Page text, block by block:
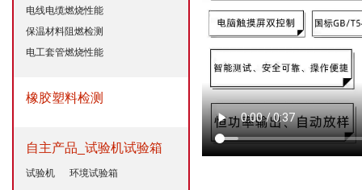
电线电缆燃烧性能
保温材料阻燃检测
电工套管燃烧性能
橡胶塑料检测
自主产品_试验机试验箱
试验机 环境试验箱